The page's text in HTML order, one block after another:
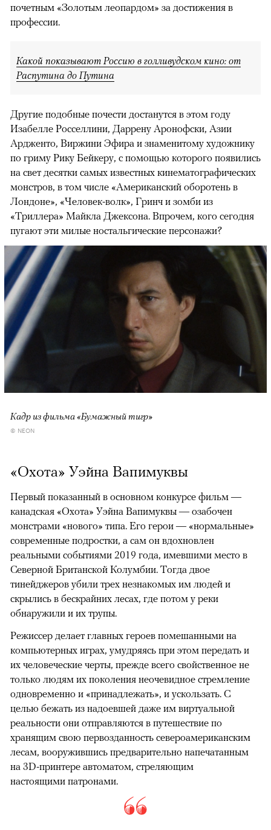
почетным «Золотым леопардом» за достижения в
профессии.
Какой показывают Россию в голливудском кино: от
Распутина до Путина
Другие подобные почести достанутся в этом году
Изабелле Росселлини, Даррену Аронофски, Азии
Ардженто, Виржини Эфира и знаменитому художнику
по гриму Рику Бейкеру, с помощью которого появились
на свет десятки самых известных кинематографических
монстров, в том числе «Американский оборотень в
Лондоне», «Человек-волк», Гринч и зомби из
«Триллера» Майкла Джексона. Впрочем, кого сегодня
пугают эти милые ностальгические персонажи?
Кадр из фильма «Бумажный тигр»
© NEON
«Охота» Уэйна Вапимуквы
Первый показанный в основном конкурсе фильм —
канадская «Охота» Уэйна Вапимуквы — озабочен
монстрами «нового» типа. Его герои — «нормальные»
современные подростки, а сам он вдохновлен
реальными событиями 2019 года, имевшими место в
Северной Британской Колумбии. Тогда двое
тинейджеров убили трех незнакомых им людей и
скрылись в бескрайних лесах, где потом у реки
обнаружили и их трупы.
Режиссер делает главных героев помешанными на
компьютерных играх, умудряясь при этом передать и
их человеческие черты, прежде всего свойственное не
только людям их поколения неочевидное стремление
одновременно и «принадлежать», и ускользать. С
целью бежать из надоевшей даже им виртуальной
реальности они отправляются в путешествие по
хранящим свою первозданность североамериканским
лесам, вооружившись предварительно напечатанным
на 3D-принтере автоматом, стреляющим
настоящими патронами.